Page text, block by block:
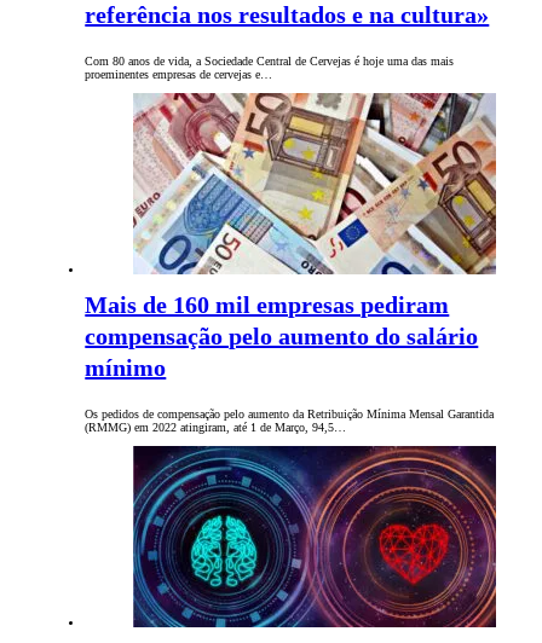
referência nos resultados e na cultura»
Com 80 anos de vida, a Sociedade Central de Cervejas é hoje uma das mais
proeminentes empresas de cervejas e…
Mais de 160 mil empresas pediram
compensação pelo aumento do salário
mínimo
Os pedidos de compensação pelo aumento da Retribuição Mínima Mensal Garantida
(RMMG) em 2022 atingiram, até 1 de Março, 94,5…